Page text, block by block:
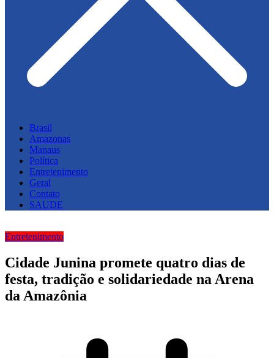
Brasil
Amazonas
Manaus
Política
Entretenimento
Geral
Contato
SAUDE
Entretenimento
Cidade Junina promete quatro dias de
festa, tradição e solidariedade na Arena
da Amazônia